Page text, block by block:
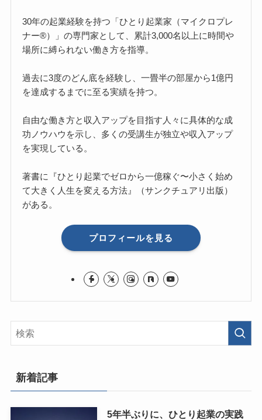
30年の起業経験を持つ「ひとり起業家（マイクロプレ
ナー®）」の専門家として、累計3,000名以上に時間や
場所に縛られない働き方を指導。
過去に3度のどん底を経験し、一畳半の部屋から1億円
を達成するまでに至る実績を持つ。
自由な働き方と収入アップを目指す人々に具体的な成
功ノウハウを示し、多くの受講生が独立や収入アップ
を実現している。
著書に『ひとり起業でゼロから一億稼ぐ〜小さく始め
て大きく人生を変える方法』（サンクチュアリ出版）
がある。
プロフィールを見る
新着記事
5年半ぶりに、ひとり起業の実践